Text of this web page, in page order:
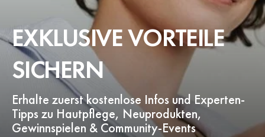
EXKLUSIVE VORTEILE
SICHERN
Erhalte zuerst kostenlose Infos und Experten-
Tipps zu Hautpflege, Neuprodukten,
Gewinnspielen & Community-Events